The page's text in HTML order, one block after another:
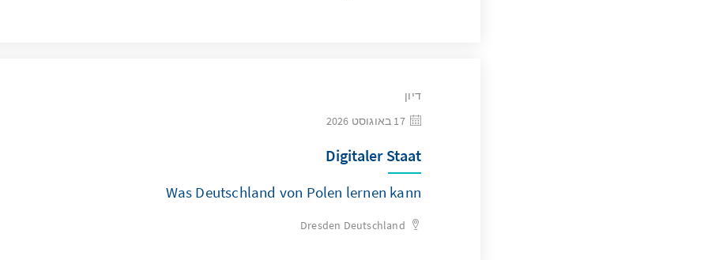
דיון
17 באוגוסט 2026
Digitaler Staat
Was Deutschland von Polen lernen kann
Dresden Deutschland